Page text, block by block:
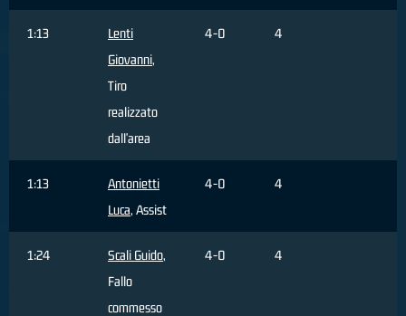
1:13
Lenti
Giovanni,
Tiro
realizzato
dall'area
4-0 4
1:13
Antonietti
Luca, Assist
4-0 4
1:24 Scali Guido,
Fallo
commesso
4-0 4